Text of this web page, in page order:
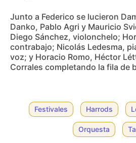
Junto a Federico se lucieron
Danko, Pablo Agri y Mauricio
Diego Sánchez, violonchelo;
contrabajo; Nicolás Ledesma,
voz; y Horacio Romo, Héctor
Corrales completando la fila de
Festivales Harrods
Orquesta